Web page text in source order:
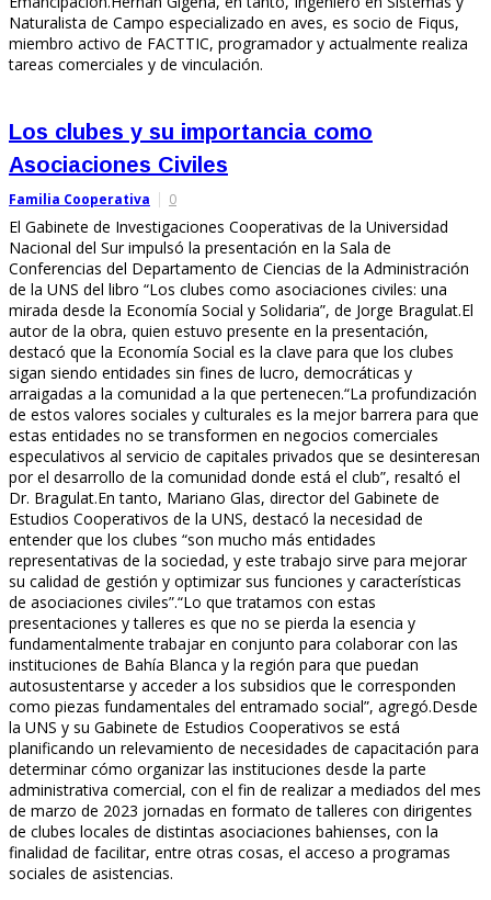
Naturalista de Campo especializado en aves, es socio de Fiqus,
miembro activo de FACTTIC, programador y actualmente realiza
tareas comerciales y de vinculación.
Los clubes y su importancia como
Asociaciones Civiles
Familia Cooperativa 0
El Gabinete de Investigaciones Cooperativas de la Universidad
Nacional del Sur impulsó la presentación en la Sala de
Conferencias del Departamento de Ciencias de la Administración
de la UNS del libro “Los clubes como asociaciones civiles: una
mirada desde la Economía Social y Solidaria”, de Jorge Bragulat.El
autor de la obra, quien estuvo presente en la presentación,
destacó que la Economía Social es la clave para que los clubes
sigan siendo entidades sin fines de lucro, democráticas y
arraigadas a la comunidad a la que pertenecen.“La profundización
de estos valores sociales y culturales es la mejor barrera para que
estas entidades no se transformen en negocios comerciales
especulativos al servicio de capitales privados que se desinteresan
por el desarrollo de la comunidad donde está el club”, resaltó el
Dr. Bragulat.En tanto, Mariano Glas, director del Gabinete de
Estudios Cooperativos de la UNS, destacó la necesidad de
entender que los clubes “son mucho más entidades
representativas de la sociedad, y este trabajo sirve para mejorar
su calidad de gestión y optimizar sus funciones y características
de asociaciones civiles”.“Lo que tratamos con estas
presentaciones y talleres es que no se pierda la esencia y
fundamentalmente trabajar en conjunto para colaborar con las
instituciones de Bahía Blanca y la región para que puedan
autosustentarse y acceder a los subsidios que le corresponden
como piezas fundamentales del entramado social”, agregó.Desde
la UNS y su Gabinete de Estudios Cooperativos se está
planificando un relevamiento de necesidades de capacitación para
determinar cómo organizar las instituciones desde la parte
administrativa comercial, con el fin de realizar a mediados del mes
de marzo de 2023 jornadas en formato de talleres con dirigentes
de clubes locales de distintas asociaciones bahienses, con la
finalidad de facilitar, entre otras cosas, el acceso a programas
sociales de asistencias.